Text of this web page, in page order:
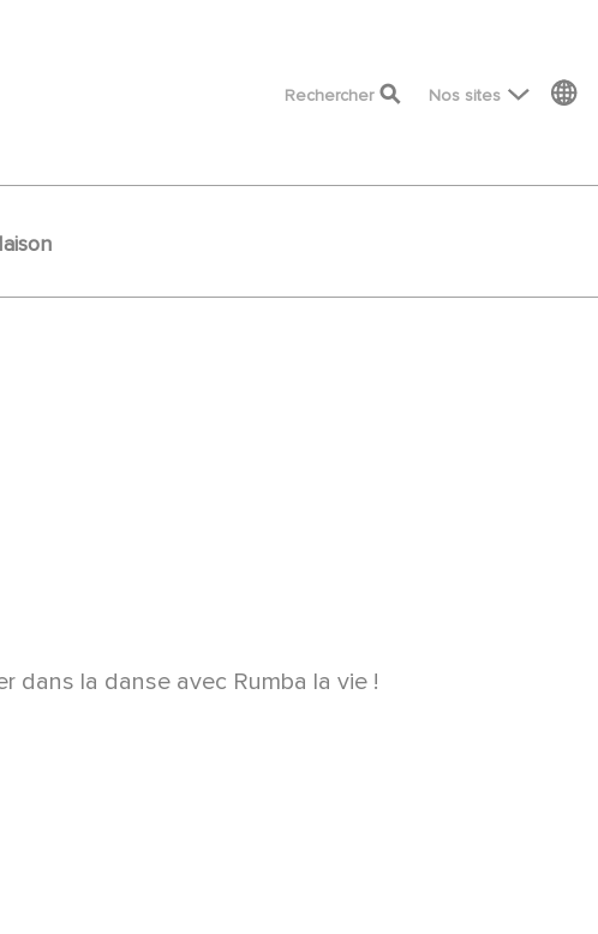
top menu
Rechercher Nos sites
dans la danse avec Rumba la vie !